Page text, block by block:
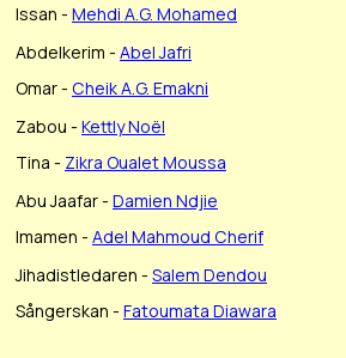
Issan - Mehdi A.G. Mohamed
Abdelkerim - Abel Jafri
Omar - Cheik A.G. Emakni
Zabou - Kettly Noël
Tina - Zikra Oualet Moussa
Abu Jaafar - Damien Ndjie
Imamen - Adel Mahmoud Cherif
Jihadistledaren - Salem Dendou
Sångerskan - Fatoumata Diawara